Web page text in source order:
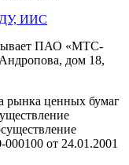
ДУ, ИИС
ПАО «МТС-
дом 18,
рынка ценных бумаг
от 24.01.2001